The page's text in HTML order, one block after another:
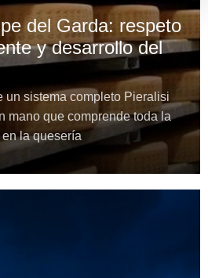
del Garda: respeto
y desarrollo del
un sistema completo Pieralisi
mano que comprende toda la
la quesería